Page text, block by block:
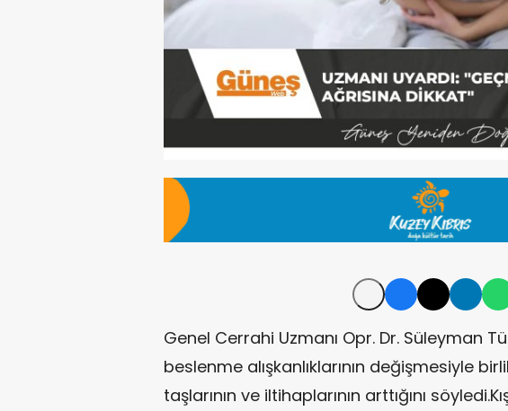
Genel Cerrahi Uzmanı Opr. Dr. Süleyman
beslenme alışkanlıklarının değişmesiyle
taşlarının ve iltihaplarının arttığını